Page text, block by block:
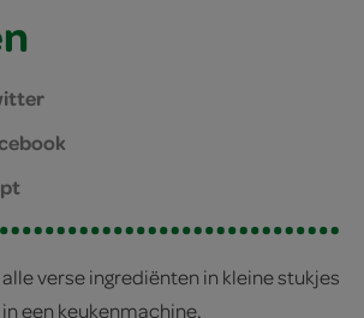
verse ingrediënten in kleine stukjes
een keukenmachine.